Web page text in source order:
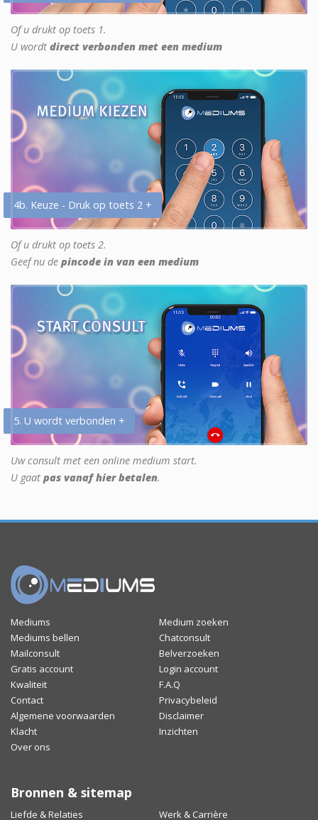
Of u drukt op toets 1.
U wordt direct verbonden met een medium
4b. Keuze - Druk op toets 2 +
Of u drukt op toets 2.
Geef nu de pincode in van een medium
5. U wordt verbonden +
Uw consult met een online medium start.
U gaat pas vanaf hier betalen.
Mediums
Medium zoeken
Mediums bellen
Chatconsult
Mailconsult
Belverzoeken
Gratis account
Login account
Kwaliteit
F.A.Q
Contact
Privacybeleid
Algemene voorwaarden
Disclaimer
Klacht
Inzichten
Over ons
Bronnen & sitemap
Liefde & Relaties Werk & Carrière